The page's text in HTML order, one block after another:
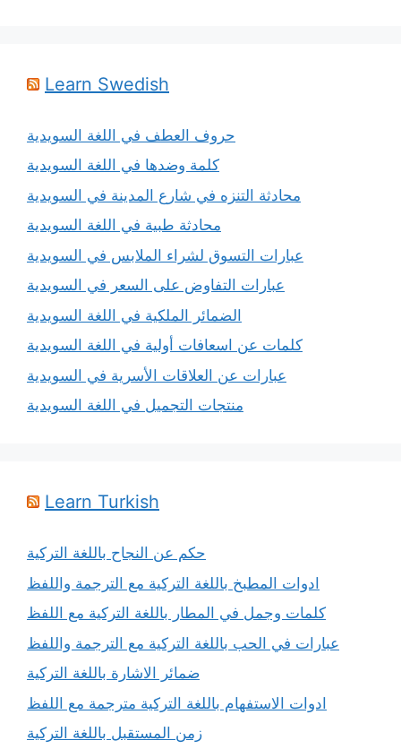
Learn Swedish
حروف العطف في اللغة السويدية
كلمة وضدها في اللغة السويدية
محادثة التنزه في شارع المدينة في السويدية
محادثة طبية في اللغة السويدية
عبارات التسوق لشراء الملابس في السويدية
عبارات التفاوض على السعر في السويدية
الضمائر الملكية في اللغة السويدية
كلمات عن اسعافات أولية في اللغة السويدية
عبارات عن العلاقات الأسرية في السويدية
منتجات التجميل في اللغة السويدية
Learn Turkish
حكم عن النجاح باللغة التركية
ادوات المطبخ باللغة التركية مع الترجمة واللفظ
كلمات وجمل في المطار باللغة التركية مع اللفظ
عبارات في الحب باللغة التركية مع الترجمة واللفظ
ضمائر الاشارة باللغة التركية
ادوات الاستفهام باللغة التركية مترجمة مع اللفظ
زمن المستقبل باللغة التركية